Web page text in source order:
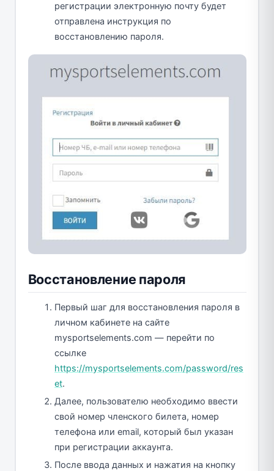
регистрации электронную почту будет
отправлена инструкция по
восстановлению пароля.
Восстановление пароля
Первый шаг для восстановления пароля в
личном кабинете на сайте
mysportselements.com — перейти по
ссылке
https://mysportselements.com/password/res
et.
Далее, пользователю необходимо ввести
свой номер членского билета, номер
телефона или email, который был указан
при регистрации аккаунта.
После ввода данных и нажатия на кнопку